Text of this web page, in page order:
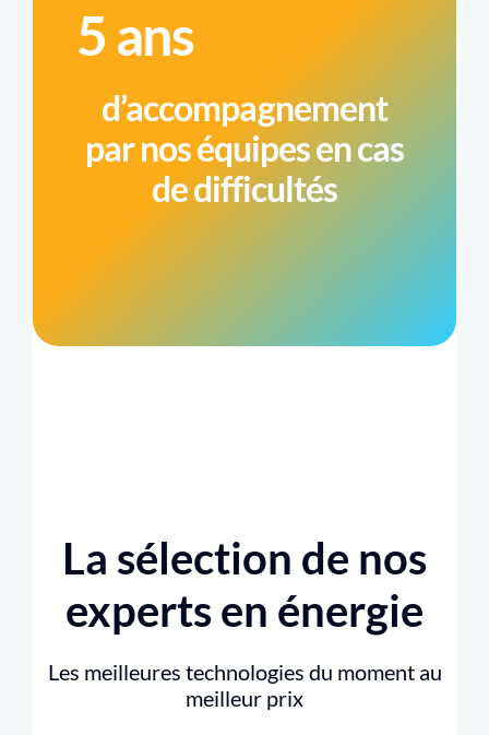
5 ans
d’accompagnement
par nos équipes en cas
de difficultés
La sélection de nos
experts en énergie
Les meilleures technologies du moment au
meilleur prix